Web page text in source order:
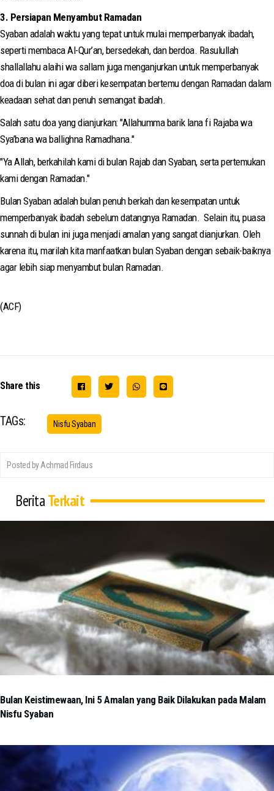
3. Persiapan Menyambut Ramadan
Syaban adalah waktu yang tepat untuk mulai memperbanyak ibadah,
seperti membaca Al-Qur’an, bersedekah, dan berdoa. Rasulullah
shallallahu alaihi wa sallam juga menganjurkan untuk memperbanyak
doa di bulan ini agar diberi kesempatan bertemu dengan Ramadan dalam
keadaan sehat dan penuh semangat ibadah.
Salah satu doa yang dianjurkan: "Allahumma barik lana fi Rajaba wa
Sya’bana wa ballighna Ramadhana."
"Ya Allah, berkahilah kami di bulan Rajab dan Syaban, serta pertemukan
kami dengan Ramadan."
Bulan Syaban adalah bulan penuh berkah dan kesempatan untuk
memperbanyak ibadah sebelum datangnya Ramadan. Selain itu, puasa
sunnah di bulan ini juga menjadi amalan yang sangat dianjurkan. Oleh
karena itu, marilah kita manfaatkan bulan Syaban dengan sebaik-baiknya
agar lebih siap menyambut bulan Ramadan.
(ACF)
Share this
TAGs: Nisfu Syaban
Posted by Achmad Firdaus
BeritaTerkait
Bulan Keistimewaan, Ini 5 Amalan yang Baik Dilakukan pada Malam
Nisfu Syaban